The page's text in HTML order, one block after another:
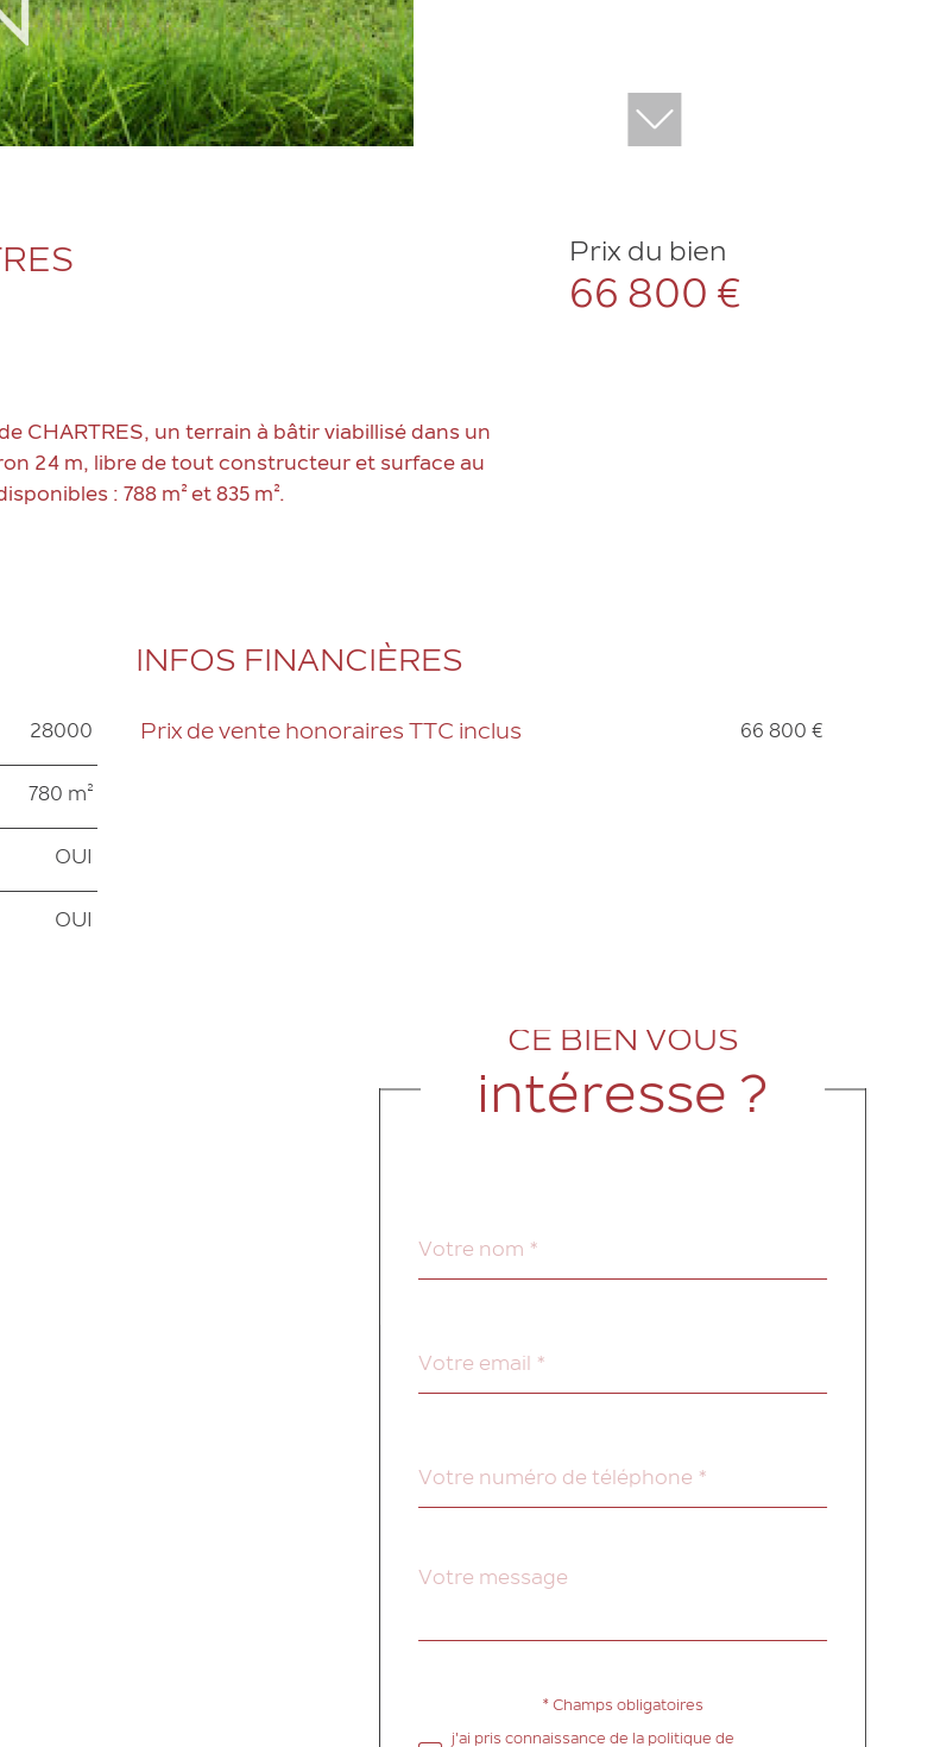
CHARTRES, un terrain à bâtir viabillisé dans un
24 m, libre de tout constructeur et surface au
: 788 m² et 835 m².
Prix du bien
66 800 €
28000
780 m²
OUI
OUI
INFOS FINANCIÈRES
Caractéristiques Valeurs
Prix de vente honoraires TTC inclus 66 800 €
CE BIEN VOUS
intéresse ?
*
*
*
Fieldset
défaut
Message
Validation* Champs obligatoires
j'ai pris connaissance de la politique de